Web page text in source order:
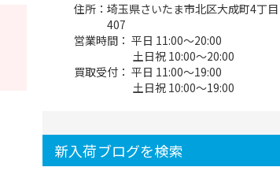
住所：埼玉県さいたま市北区大成町4丁目
407
営業時間： 平日 11:00～20:00
土日祝 10:00～20:00
買取受付： 平日 11:00～19:00
土日祝 10:00～19:00
新入荷ブログを検索